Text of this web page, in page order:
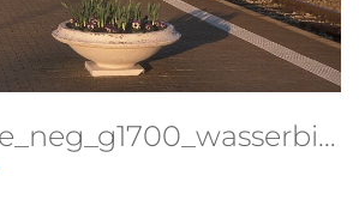
BeHe_neg_g1700_wasserbillig_300304